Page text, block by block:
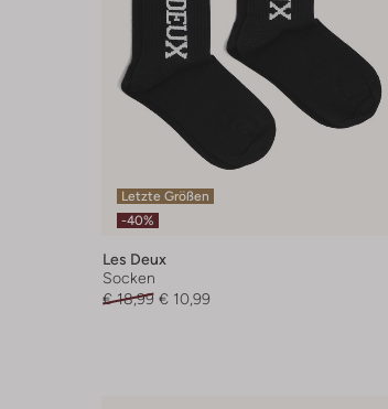
Letzte Größen
-40%
Les Deux
Socken
€ 18,99 € 10,99